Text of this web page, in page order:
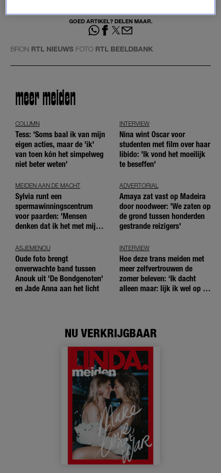
GOED ARTIKEL? DELEN MAAR.
BRON RTL NIEUWS FOTO RTL BEELDBANK
meer meiden
COLUMN
Tess: 'Soms baal ik van mijn
eigen acties, maar de 'ik'
van toen kón het simpelweg
niet beter weten'
INTERVIEW
Nina wint Oscar voor
studenten met film over haar
libido: 'Ik vond het moeilijk
te beseffen'
MEIDEN AAN DE MACHT
Sylvia runt een
spermawinningscentrum
voor paarden: 'Mensen
denken dat ik het met mijn
ADVERTORIAL
Amaya zat vast op Madeira
door noodweer: 'We zaten op
de grond tussen honderden
gestrande reizigers'
ASJEMENOU
Oude foto brengt
onverwachte band tussen
Anouk uit 'De Bondgenoten'
en Jade Anna aan het licht
INTERVIEW
Hoe deze trans meiden met
meer zelfvertrouwen de
zomer beleven: ‘Ik dacht
alleen maar: lijk ik wel op de
NU VERKRIJGBAAR